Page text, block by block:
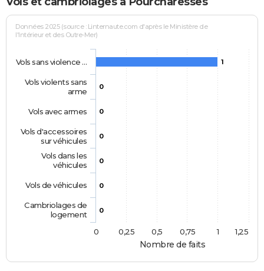
Nombre de faits
Données 2025 (source : Linternaute.com d'après le Ministère de
l'Intérieur et des Outre-Mer)
1
0
0
0
0
0
0
Vols sans violence …
Vols violents sans
arme
Vols avec armes
Vols d'accessoires
sur véhicules
Vols dans les
véhicules
Vols de véhicules
Cambriolages de
logement
0
1
0,25 0,5 0,75 1,25